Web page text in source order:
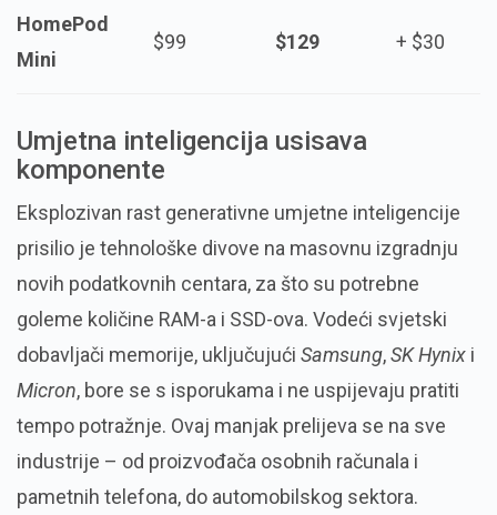
HomePod
Mini
$99 $129 + $30
Umjetna inteligencija usisava
komponente
Eksplozivan rast generativne umjetne inteligencije
prisilio je tehnološke divove na masovnu izgradnju
novih podatkovnih centara, za što su potrebne
goleme količine RAM-a i SSD-ova. Vodeći svjetski
dobavljači memorije, uključujući Samsung,SK Hynix i
Micron, bore se s isporukama i ne uspijevaju pratiti
tempo potražnje. Ovaj manjak prelijeva se na sve
industrije – od proizvođača osobnih računala i
pametnih telefona, do automobilskog sektora.